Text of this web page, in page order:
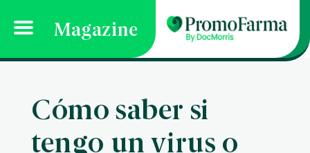
Magazine
Cómo saber si
tengo un virus o